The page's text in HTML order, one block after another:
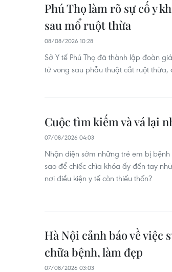
Phú Thọ làm rõ sự cố y
sau mổ ruột thừa
08/08/2026 10:28
Sở Y tế Phú Thọ đã thành lập đoàn
tử vong sau phẫu thuật cắt ruột
Cuộc tìm kiếm và vá lại
07/08/2026 04:03
Nhận diện sớm những trẻ em bị
sao để chiếc chìa khóa ấy đến tay
nơi điều kiện y tế còn thiếu thốn?
Hà Nội cảnh báo về việc
chữa bệnh, làm đẹp
07/08/2026 03:03